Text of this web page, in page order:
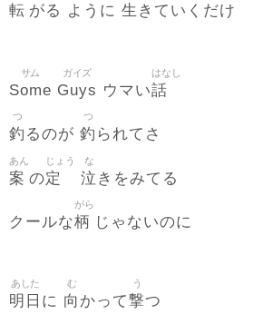
転 がる ように 生 きていくだけ
Some
サム
Guys
ガイズ
ウマい話
はなし
釣
つ
るのが 釣
つ
られてさ
案
あん
の定
じょう
泣
な
きをみてる
クールな柄
がら
じゃないのに
明日
あした
に 向
む
かって撃
う
つ